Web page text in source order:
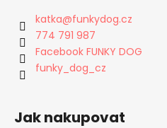
katka@funkydog.cz
774 791 987
Facebook FUNKY DOG
funky_dog_cz
Jak nakupovat